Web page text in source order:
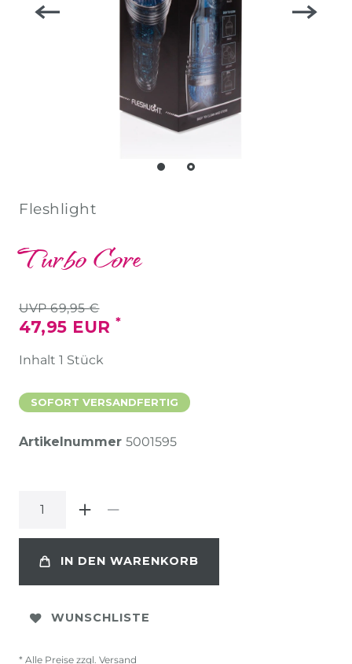
Fleshlight
Turbo Core
UVP 69,95 €
47,95 EUR *
Inhalt 1 Stück
SOFORT VERSANDFERTIG
Artikelnummer 5001595
IN DEN WARENKORB
WUNSCHLISTE
* Alle Preise zzgl. Versand